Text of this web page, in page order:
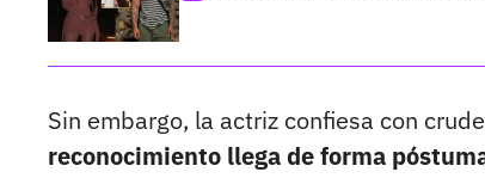
Sin embargo, la actriz confiesa con
reconocimiento llega de forma